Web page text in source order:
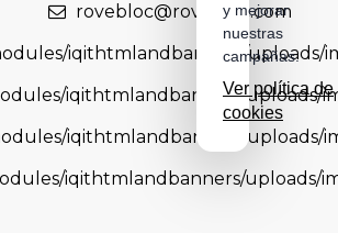
rovebloc@rovebloc.com
y mejorar
nuestras
campañas.
Ver política de
cookies